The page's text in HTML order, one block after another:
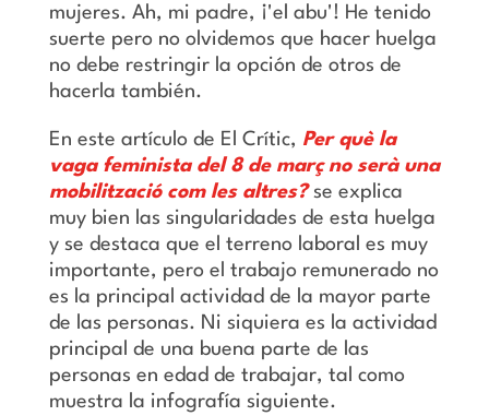
mujeres. Ah, mi padre, ¡'el abu'! He tenido
suerte pero no olvidemos que hacer huelga
no debe restringir la opción de otros de
hacerla también.
En este artículo de El Crític, Per què la
vaga feminista del 8 de març no serà una
mobilització com les altres?se explica
muy bien las singularidades de esta huelga
y se destaca que el terreno laboral es muy
importante, pero el trabajo remunerado no
es la principal actividad de la mayor parte
de las personas. Ni siquiera es la actividad
principal de una buena parte de las
personas en edad de trabajar, tal como
muestra la infografía siguiente.